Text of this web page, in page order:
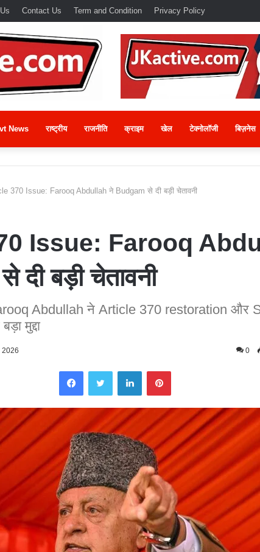
Contact Us Term and Condition Privacy Policy
News राष्ट्रीय राजनीति क्राइम खेल टेक्नोलॉजी बिज़नेस
370 Issue: Farooq Abdullah ने Budgam से दी बड़ी चेतावनी
Issue: Farooq
बड़ी चेतावनी
Abdullah ने Article 370 restoration और
मुद्दा
2026 0